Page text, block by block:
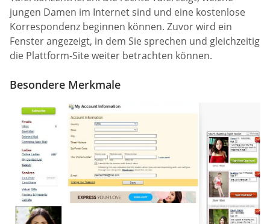
jungen Damen im Internet sind und eine kostenlose
Korrespondenz beginnen können. Zuvor wird ein
Fenster angezeigt, in dem Sie sprechen und gleichzeitig
die Plattform-Site weiter betrachten können.
Besondere Merkmale